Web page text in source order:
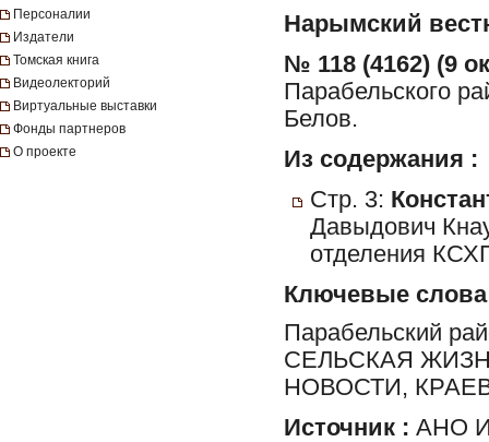
Персоналии
Издатели
Томская книга
Видеолекторий
Виртуальные выставки
Фонды партнеров
О проекте
Нарымский
№ 118 (4162) (9
Парабельского
Белов.
Из содержания :
Стр. 3:
Давыдович
отделения
Ключевые слова
Парабельский
СЕЛЬСКАЯ
НОВОСТИ,
Источник : АНО